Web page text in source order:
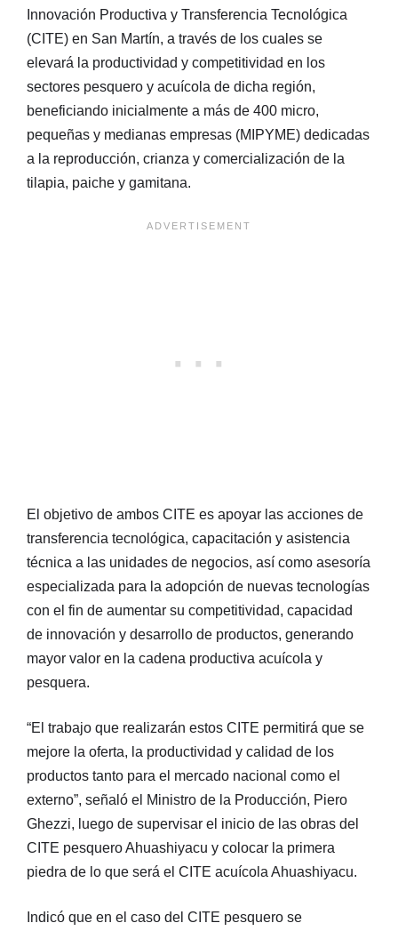
Innovación Productiva y Transferencia Tecnológica
(CITE) en San Martín, a través de los cuales se
elevará la productividad y competitividad en los
sectores pesquero y acuícola de dicha región,
beneficiando inicialmente a más de 400 micro,
pequeñas y medianas empresas (MIPYME) dedicadas
a la reproducción, crianza y comercialización de la
tilapia, paiche y gamitana.
El objetivo de ambos CITE es apoyar las acciones de
transferencia tecnológica, capacitación y asistencia
técnica a las unidades de negocios, así como asesoría
especializada para la adopción de nuevas tecnologías
con el fin de aumentar su competitividad, capacidad
de innovación y desarrollo de productos, generando
mayor valor en la cadena productiva acuícola y
pesquera.
“El trabajo que realizarán estos CITE permitirá que se
mejore la oferta, la productividad y calidad de los
productos tanto para el mercado nacional como el
externo”, señaló el Ministro de la Producción, Piero
Ghezzi, luego de supervisar el inicio de las obras del
CITE pesquero Ahuashiyacu y colocar la primera
piedra de lo que será el CITE acuícola Ahuashiyacu.
Indicó que en el caso del CITE pesquero se